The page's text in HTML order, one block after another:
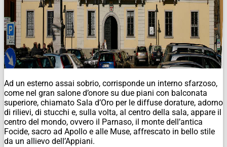
Ad un esterno assai sobrio, corrisponde un interno sfarzoso,
come nel gran salone d’onore su due piani con balconata
superiore, chiamato Sala d’Oro per le diffuse dorature, adorno
di rilievi, di stucchi e, sulla volta, al centro della sala, appare il
centro del mondo, ovvero il Parnaso, il monte dell’antica
Focide, sacro ad Apollo e alle Muse, affrescato in bello stile
da un allievo dell’Appiani.